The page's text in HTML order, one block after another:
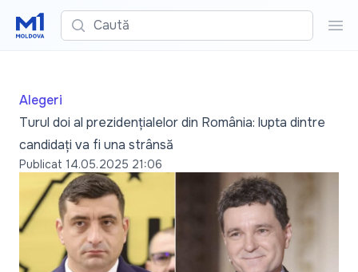
Caută
Alegeri
Turul doi al prezidențialelor din România: lupta dintre
candidați va fi una strânsă
Publicat 14.05.2025 21:06